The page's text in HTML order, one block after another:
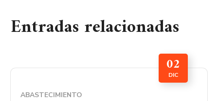
Entradas relacionadas
02
DIC
ABASTECIMIENTO